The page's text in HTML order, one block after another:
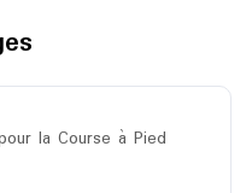
la Course à Pied